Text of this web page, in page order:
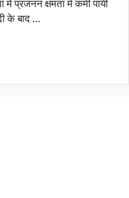
क्षमता में कमी पायी
के बाद …